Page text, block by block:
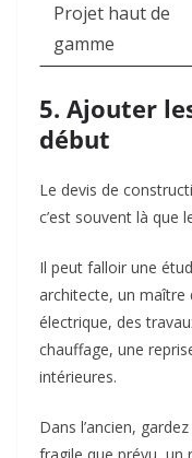
Projet haut de
gamme
5. Ajouter
début
Le devis de
c’est souvent là que
Il peut falloir une
architecte, un maître
électrique, des
chauffage, une
intérieures.
Dans l’ancien,